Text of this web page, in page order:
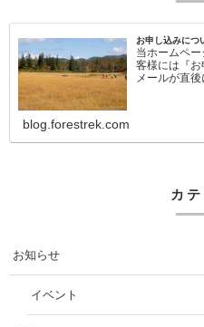
お申し込みにつ
当ホームペ
客様には『
メールが直
blog.forestrek.com
カ
お知らせ
イベント